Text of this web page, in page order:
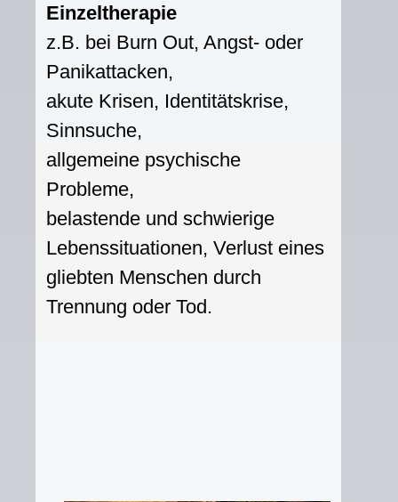
Einzeltherapie
z.B. bei Burn Out, Angst- oder
Panikattacken,
akute Krisen, Identitätskrise,
Sinnsuche,
allgemeine psychische
Probleme,
belastende und schwierige
Lebenssituationen, Verlust eines
gliebten Menschen durch
Trennung oder Tod.